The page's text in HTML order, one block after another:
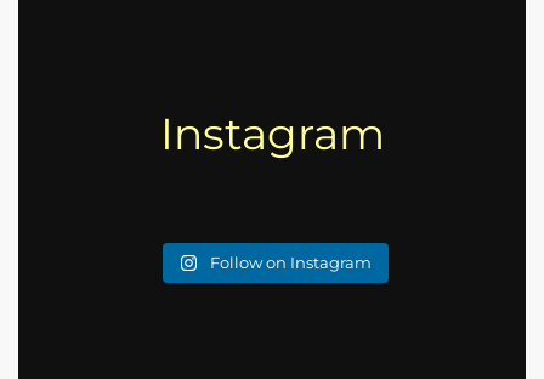
Instagram
Follow on Instagram